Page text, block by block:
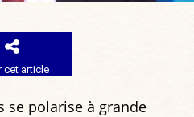
cet article
se polarise à grande